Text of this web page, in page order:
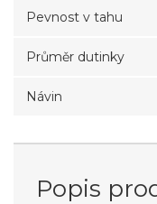
Pevnost v tahu
Průměr dutinky
Návin
Popis